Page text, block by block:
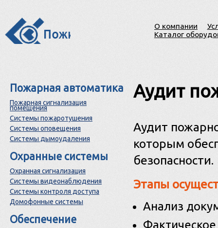
О компании
Каталог
Пожарная автоматика
Пожарная сигнализация
помещения
Системы пожаротушения
Системы оповещения
Системы дымоудаления
Охранные системы
Охранная сигнализация
Системы видеонаблюдения
Системы контроля доступа
Домофонные системы
Обеспечение
Аудит
Аудит
которым
безопасности.
Этапы
Анализ